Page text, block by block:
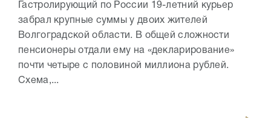
Гастролирующий по России 19-летний курьер
забрал крупные суммы у двоих жителей
Волгоградской области. В общей сложности
пенсионеры отдали ему на «декларирование»
почти четыре с половиной миллиона рублей.
Схема,...